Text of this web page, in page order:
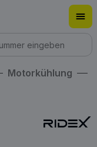
Motorkühlung